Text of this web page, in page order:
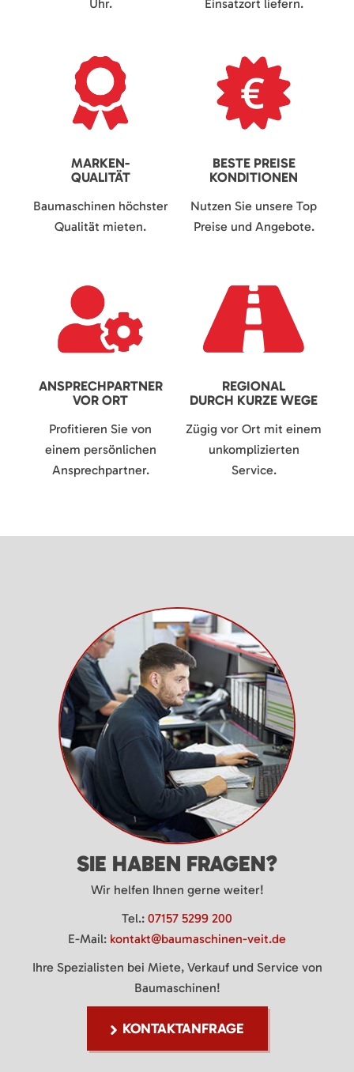
Uhr. Einsatzort liefern.
MARKEN-
QUALITÄT
Baumaschinen höchster
Qualität mieten.
BESTE PREISE
KONDITIONEN
Nutzen Sie unsere Top
Preise und Angebote.
ANSPRECHPARTNER
VOR ORT
Profitieren Sie von
einem persönlichen
Ansprechpartner.
REGIONAL
DURCH KURZE WEGE
Zügig vor Ort mit einem
unkomplizierten
Service.
SIE HABEN FRAGEN?
Wir helfen Ihnen gerne weiter!
Tel.: 07157 5299 200
E-Mail: kontakt@baumaschinen-veit.de
Ihre Spezialisten bei Miete, Verkauf und Service von
Baumaschinen!
KONTAKTANFRAGE